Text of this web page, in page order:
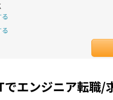
イベント・セミナー
就活成功ガイド
リフ
個人
エンジニア転職/